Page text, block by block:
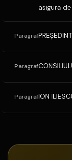
asigura
Paragraf
Paragraf
ParagrafION